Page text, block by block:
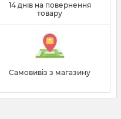
14 днів на повернення
товару
Самовивіз з магазину